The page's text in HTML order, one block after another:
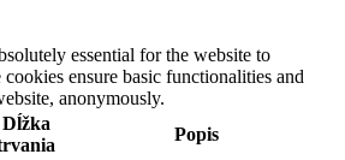
essential for the website to
ensure basic functionalities and
anonymously.
Dĺžka
Popis